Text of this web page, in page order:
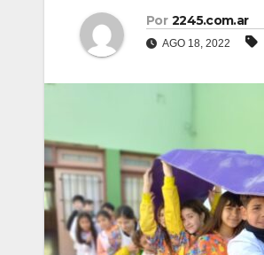
Por 2245.com.ar
AGO 18, 2022